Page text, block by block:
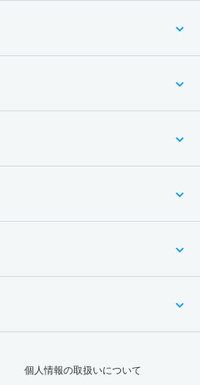
個人情報の取扱いについて